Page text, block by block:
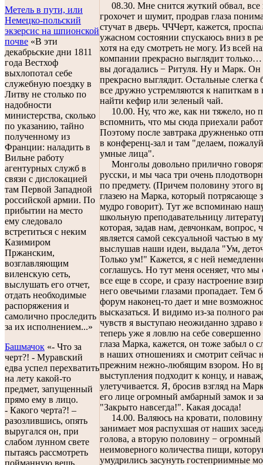
Метель в пути, или
Немецко-польский
экзерсис на шпионской
почве «В эти
декабрьские дни 1811
года Вестхоф
выхлопотал себе
служебную поездку в
Литву не столько по
надобности
министерства, сколько
по указанию, тайно
полученному из
Франции: наладить в
Вильне работу
агентурных служб в
связи с дислокацией
там Первой Западной
российской армии. По
прибытии на место
ему следовало
встретиться с неким
Казимиром
Пржанским,
возглавляющим
виленскую сеть,
выслушать его отчет,
отдать необходимые
распоряжения и
самолично проследить
за их исполнением...»
Башмачок «- Что за
черт?! - Муравский
едва успел перехватить
на лету какой-то
предмет, запущенный
прямо ему в лицо.
- Какого черта?! –
разозлившись, опять
выругался он, при
слабом лунном свете
пытаясь рассмотреть
пойманную вещь.
08.30. Мне снится жуткий обвал, все
грохочет и шумит, продрав глаза
стучат в дверь. ЧЧЧерт, кажется,
ужасном состоянии спускаюсь вниз в
хотя на еду смотреть не могу. Из всей
компании прекрасно выглядит
вы догадались − Ритуля. Ну и Марк. Он
прекрасно выглядит. Остальные
все дружно устремляются к напиткам в
найти кефир или зеленый чай.
10.00. Ну, что же, как ни тяжело, но
вспомнить, что мы сюда приехали
Поэтому после завтрака дружненько
в конференц-зал и там "делаем,
умные лица".
Монголы довольно прилично
русски, и мы часа три очень
по предмету. (Причем половину этого
глазею на Марка, который потрясающе
мудро говорит). Тут же вспоминаю
школьную преподавательницу
которая, задав нам, девчонкам, вопрос,
является самой сексуальной частью в
выслушав наши идеи, выдала "Ум,
Только ум!" Кажется, я с ней
соглашусь. Но тут меня осеняет, что
все еще в ссоре, и сразу настроение
него овечьими глазами пропадает. Тем
форум наконец-то дает и мне
высказаться. И видимо из-за полного
чувств я выступаю неожиданно здраво
теперь уже я ловлю на себе совершенно
глаза Марка, кажется, он тоже забыл о
в наших отношениях и смотрит сейчас
прежним нежно-любящим взором. Но
выступления подходит к концу, и
улетучивается. Я, бросив взгляд на
его лице огромный амбарный замок и
"Закрыто навсегда!". Какая досада!
14.00. Валяюсь на кровати, половину
занимает моя распухшая от наших
голова, а вторую половину − огромный
неимоверного количества пищи,
умудрились засунуть гостеприимные